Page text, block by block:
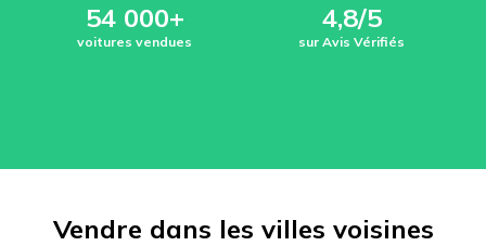
54 000+
voitures vendues
4,8/5
sur Avis Vérifiés
Vendre dans les villes voisines